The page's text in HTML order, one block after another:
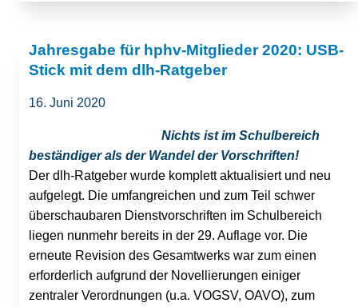
Jahresgabe für hphv-Mitglieder 2020: USB-
Stick mit dem dlh-Ratgeber
16. Juni 2020
Nichts ist im Schulbereich
beständiger als der Wandel der Vorschriften!
Der dlh-Ratgeber wurde komplett aktualisiert und neu
aufgelegt. Die umfangreichen und zum Teil schwer
überschaubaren Dienstvorschriften im Schulbereich
liegen nunmehr bereits in der 29. Auflage vor. Die
erneute Revision des Gesamtwerks war zum einen
erforderlich aufgrund der Novellierungen einiger
zentraler Verordnungen (u.a. VOGSV, OAVO), zum